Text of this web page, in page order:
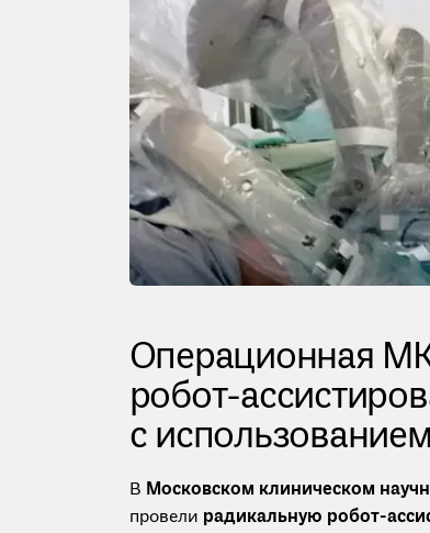
Операционная
робот-
с
В Московском клиническом
провели радикальную робот-